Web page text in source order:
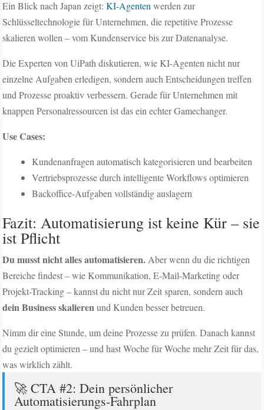
Ein Blick nach Japan zeigt:KI-Agenten werden zur
Schlüsseltechnologie für Unternehmen, die repetitive Prozesse
skalieren wollen – vom Kundenservice bis zur Datenanalyse.
Die Experten von UiPath diskutieren, wie KI-Agenten nicht nur
einzelne Aufgaben erledigen, sondern auch Entscheidungen treffen
und Prozesse proaktiv verbessern. Gerade für Unternehmen mit
knappen Personalressourcen ist das ein echter Gamechanger.
Use Cases:
Kundenanfragen automatisch kategorisieren und bearbeiten
Vertriebsprozesse durch intelligente Workflows optimieren
Backoffice-Aufgaben vollständig auslagern
Fazit: Automatisierung ist keine Kür – sie
ist Pflicht
Du musst nicht alles automatisieren. Aber wenn du die richtigen
Bereiche findest – wie Kommunikation, E-Mail-Marketing oder
Projekt-Tracking – kannst du nicht nur Zeit sparen, sondern auch
dein Business skalierenund Kunden besser betreuen.
Nimm dir eine Stunde, um deine Prozesse zu prüfen. Danach kannst
du gezielt optimieren – und hast Woche für Woche mehr Zeit für das,
was wirklich zählt.
🚀 CTA #2: Dein persönlicher
Automatisierungs-Fahrplan